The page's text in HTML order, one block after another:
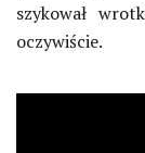
szykował
oczywiście.